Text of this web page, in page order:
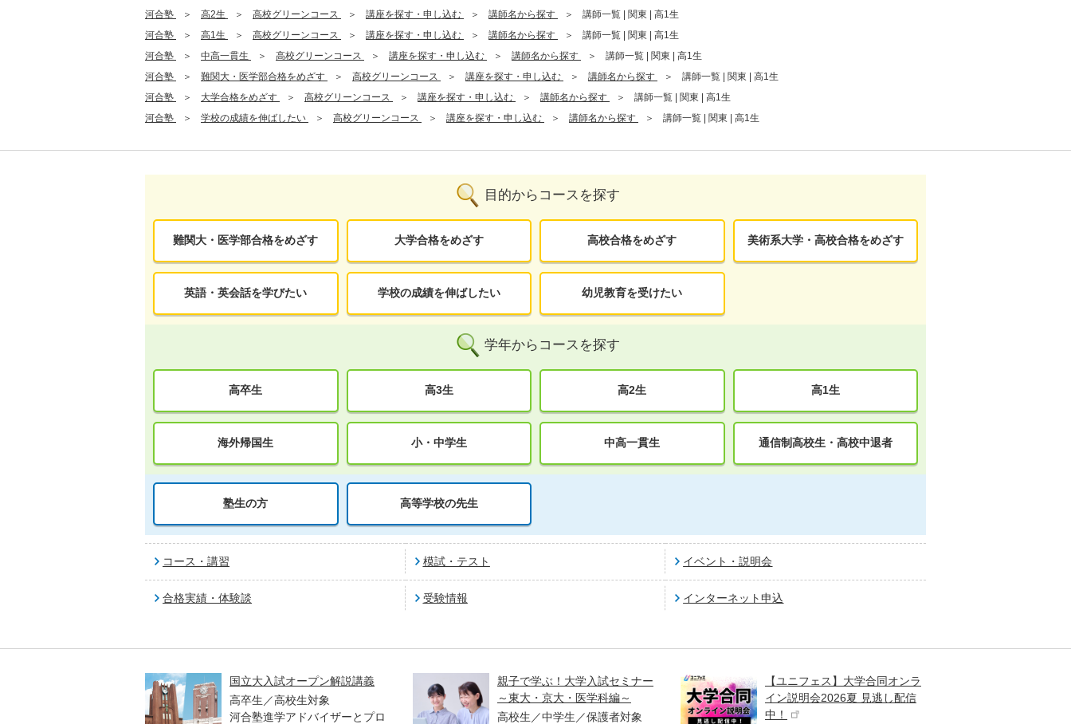
河合塾
高2生 高校グリーンコース 講座を探す・申し込む 講師名から探す
講師一覧 | 関東 | 高1生
河合塾
高1生 高校グリーンコース 講座を探す・申し込む 講師名から探す
講師一覧 | 関東 | 高1生
河合塾
中高一貫生 高校グリーンコース 講座を探す・申し込む 講師名から探す
講師一覧 | 関東 | 高1生
河合塾
難関大・医学部合格をめざす 高校グリーンコース 講座を探す・申し込む 講師名から探す
講師一覧 | 関東 | 高1生
河合塾
大学合格をめざす 高校グリーンコース 講座を探す・申し込む 講師名から探す
講師一覧 | 関東 | 高1生
河合塾
学校の成績を伸ばしたい 高校グリーンコース 講座を探す・申し込む 講師名から探す 講師一覧 | 関東 | 高1生
目的からコースを探す
難関大・医学部合格をめざす 大学合格をめざす 高校合格をめざす 美術系大学・高校合格をめざす
英語・英会話を学びたい 学校の成績を伸ばしたい 幼児教育を受けたい
学年からコースを探す
高卒生 高3生 高2生 高1生
海外帰国生 小・中学生 中高一貫生 通信制高校生・高校中退者
塾生の方 高等学校の先生
コース・講習 模試・テスト イベント・説明会
合格実績・体験談 受験情報 インターネット申込
国立大入試オープン解説講義
高卒生／高校生対象
河合塾進学アドバイザーとプロ
親子で学ぶ！大学入試セミナー
～東大・京大・医学科編～
高校生／中学生／保護者対象
【ユニフェス】大学合同オンラ
イン説明会2026夏 見逃し配信
中！